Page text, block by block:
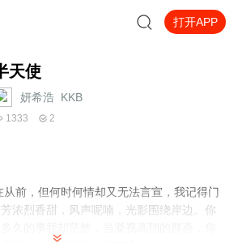
打开APP
天使
妍希浩_KKB
1333 2
前，但何时何情却又无法言宣，我记得门
浓烈香甜，风声呢喃，光影围绕岸边。你